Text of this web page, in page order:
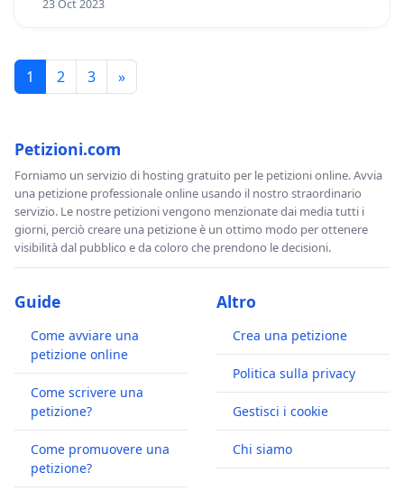
23 Oct 2023
1 2 3 »
Petizioni.com
Forniamo un servizio di hosting gratuito per le petizioni online. Avvia
una petizione professionale online usando il nostro straordinario
servizio. Le nostre petizioni vengono menzionate dai media tutti i
giorni, perciò creare una petizione è un ottimo modo per ottenere
visibilità dal pubblico e da coloro che prendono le decisioni.
Guide
Come avviare una
petizione online
Come scrivere una
petizione?
Come promuovere una
petizione?
Altro
Crea una petizione
Politica sulla privacy
Gestisci i cookie
Chi siamo